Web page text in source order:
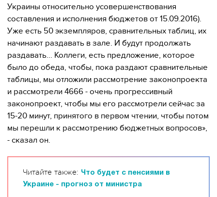
Украины относительно усовершенствования
составления и исполнения бюджетов от 15.09.2016).
Уже есть 50 экземпляров, сравнительных таблиц, их
начинают раздавать в зале. И будут продолжать
раздавать... Коллеги, есть предложение, которое
было до обеда, чтобы, пока раздают сравнительные
таблицы, мы отложили рассмотрение законопроекта
и рассмотрели 4666 - очень прогрессивный
законопроект, чтобы мы его рассмотрели сейчас за
15-20 минут, принятого в первом чтении, чтобы потом
мы перешли к рассмотрению бюджетных вопросов»,
- сказал он.
Читайте также: Что будет с пенсиями в
Украине - прогноз от министра